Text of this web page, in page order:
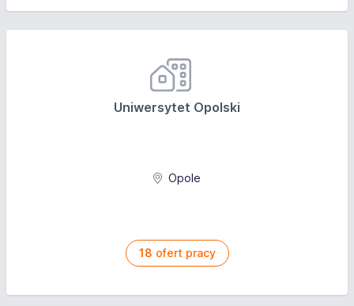
Uniwersytet Opolski
Opole
18 ofert pracy